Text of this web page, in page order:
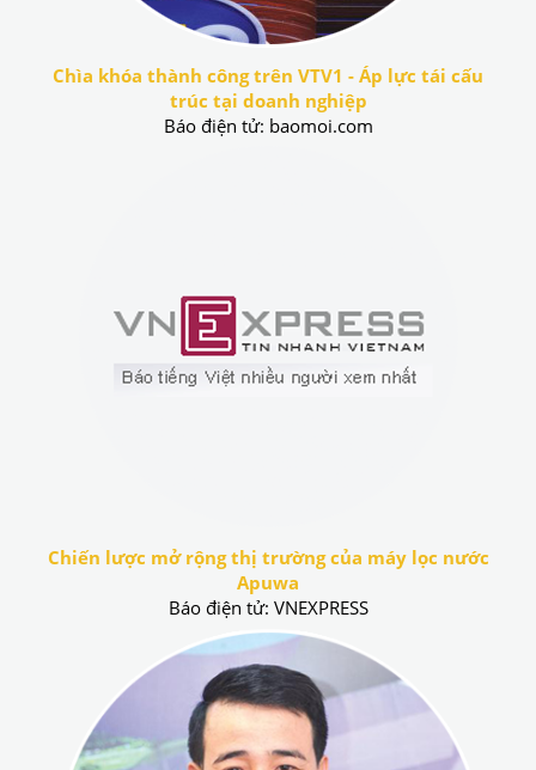
Chìa khóa thành công trên VTV1 - Áp lực tái cấu
trúc tại doanh nghiệp
Báo điện tử: baomoi.com
Chiến lược mở rộng thị trường của máy lọc nước
Apuwa
Báo điện tử: VNEXPRESS